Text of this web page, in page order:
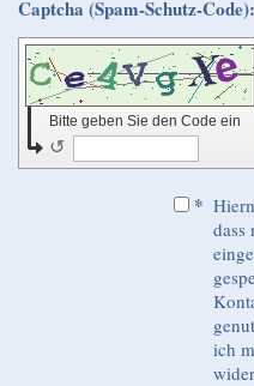
Bitte geben Sie den Code ein
↺
*
dass
ich